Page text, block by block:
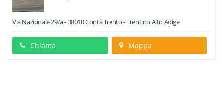
Via Nazionale 29/a-38010ContàTrento -Trentino Alto Adige
Chiama Mappa